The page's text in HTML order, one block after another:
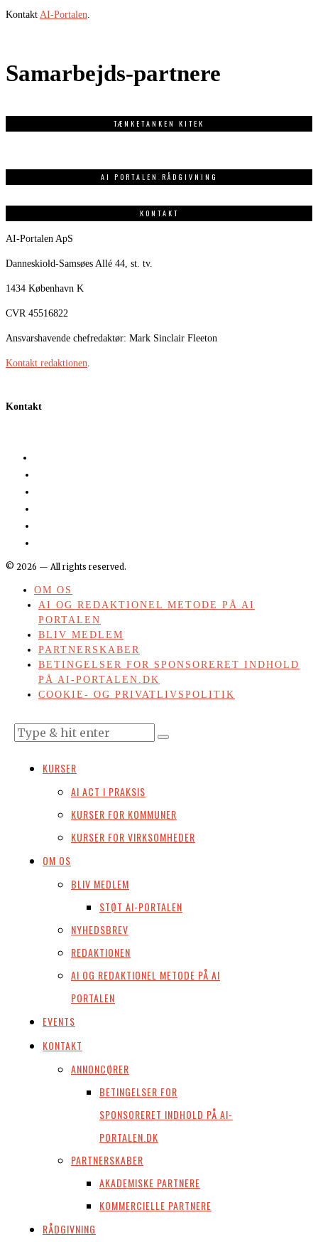
Kontakt AI-Portalen
Samarbejds-partnere
TÆNKETANKEN KITEK
AI PORTALEN RÅDGIVNING
KONTAKT
AI-Portalen ApS
Danneskiold-Samsøes Allé 44, st. tv.
1434 København K
CVR 45516822
Ansvarshavende chefredaktør: Mark Sinclair Fleeton
Kontakt redaktionen
Kontakt
© 2026 — All rights reserved.
OM OS
AI OG REDAKTIONEL METODE PÅ AI
PORTALEN
BLIV MEDLEM
PARTNERSKABER
BETINGELSER FOR SPONSORERET INDHOLD
PÅ AI-PORTALEN.DK
COOKIE- OG PRIVATLIVSPOLITIK
KURSER
AI ACT I PRAKSIS
KURSER FOR KOMMUNER
KURSER FOR VIRKSOMHEDER
OM OS
BLIV MEDLEM
STØT AI-PORTALEN
NYHEDSBREV
REDAKTIONEN
AI OG REDAKTIONEL METODE PÅ AI
PORTALEN
EVENTS
KONTAKT
ANNONCØRER
BETINGELSER FOR
SPONSORERET INDHOLD PÅ AI-
PORTALEN.DK
PARTNERSKABER
AKADEMISKE PARTNERE
KOMMERCIELLE PARTNERE
RÅDGIVNING